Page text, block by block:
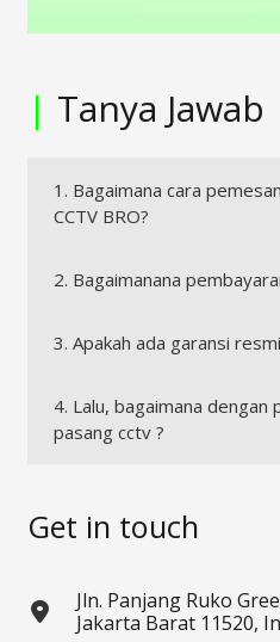
| Tanya Jawab
1. Bagaimana cara
CCTV BRO?
2. Bagaimanana
3. Apakah ada garansi
4. Lalu, bagaimana dengan
pasang cctv ?
Get in touch
Jln. Panjang Ruko
Jakarta Barat 11520,